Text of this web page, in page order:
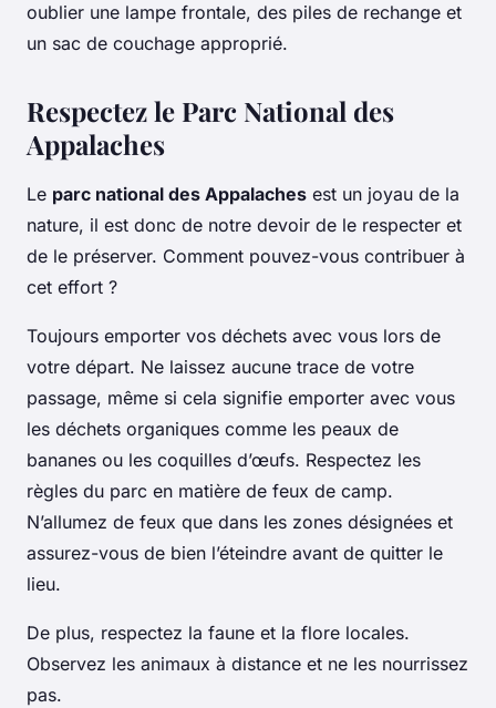
oublier une lampe frontale, des piles de rechange et
un sac de couchage approprié.
Respectez le Parc National des
Appalaches
Le parc national des Appalaches est un joyau de la
nature, il est donc de notre devoir de le respecter et
de le préserver. Comment pouvez-vous contribuer à
cet effort ?
Toujours emporter vos déchets avec vous lors de
votre départ. Ne laissez aucune trace de votre
passage, même si cela signifie emporter avec vous
les déchets organiques comme les peaux de
bananes ou les coquilles d’œufs. Respectez les
règles du parc en matière de feux de camp.
N’allumez de feux que dans les zones désignées et
assurez-vous de bien l’éteindre avant de quitter le
lieu.
De plus, respectez la faune et la flore locales.
Observez les animaux à distance et ne les nourrissez
pas.